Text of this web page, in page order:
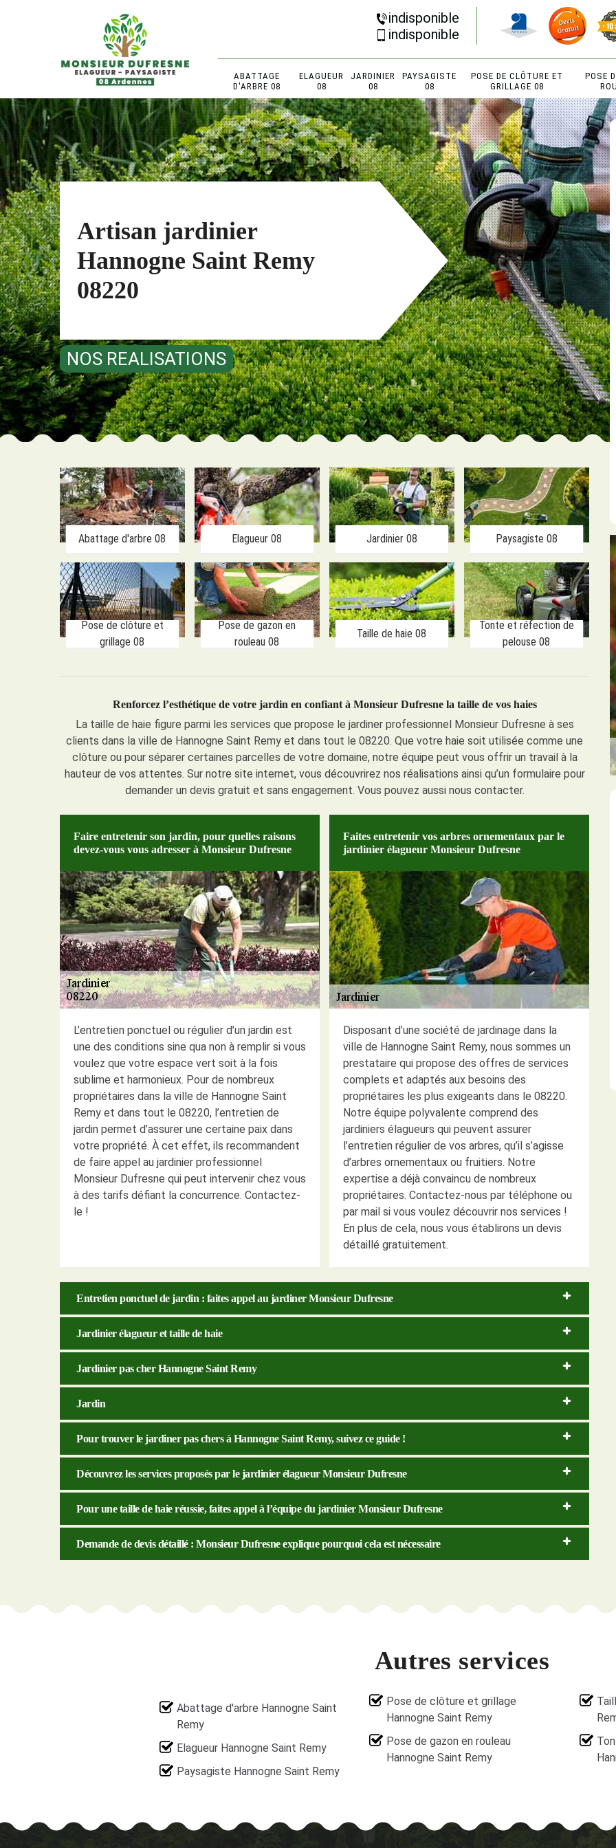
indisponible
indisponible
ABATTAGE
D'ARBRE 08
ELAGUEUR
08
JARDINIER
08
PAYSAGISTE
08
POSE DE CLÔTURE ET
GRILLAGE 08
POSE
Artisan jardinier
Hannogne Saint Remy
08220
NOS REALISATIONS
Abattage d'arbre 08 Elagueur 08 Jardinier 08 Paysagiste 08
Pose de clôture et
grillage 08
Pose de gazon en
rouleau 08
Taille de haie 08
Tonte et réfection de
pelouse 08
Renforcez l’esthétique de votre jardin en confiant à Monsieur Dufresne la taille de vos haies
La taille de haie figure parmi les services que propose le jardiner professionnel Monsieur Dufresne à ses
clients dans la ville de Hannogne Saint Remy et dans tout le 08220. Que votre haie soit utilisée comme une
clôture ou pour séparer certaines parcelles de votre domaine, notre équipe peut vous offrir un travail à la
hauteur de vos attentes. Sur notre site internet, vous découvrirez nos réalisations ainsi qu’un formulaire pour
demander un devis gratuit et sans engagement. Vous pouvez aussi nous contacter.
Faire entretenir son jardin, pour quelles raisons
devez-vous vous adresser à Monsieur Dufresne
L’entretien ponctuel ou régulier d’un jardin est
une des conditions sine qua non à remplir si vous
voulez que votre espace vert soit à la fois
sublime et harmonieux. Pour de nombreux
propriétaires dans la ville de Hannogne Saint
Remy et dans tout le 08220, l’entretien de
jardin permet d’assurer une certaine paix dans
votre propriété. À cet effet, ils recommandent
de faire appel au jardinier professionnel
Monsieur Dufresne qui peut intervenir chez vous
à des tarifs défiant la concurrence. Contactez-
le !
Faites entretenir vos arbres ornementaux par le
jardinier élagueur Monsieur Dufresne
Disposant d’une société de jardinage dans la
ville de Hannogne Saint Remy, nous sommes un
prestataire qui propose des offres de services
complets et adaptés aux besoins des
propriétaires les plus exigeants dans le 08220.
Notre équipe polyvalente comprend des
jardiniers élagueurs qui peuvent assurer
l’entretien régulier de vos arbres, qu’il s’agisse
d’arbres ornementaux ou fruitiers. Notre
expertise a déjà convaincu de nombreux
propriétaires. Contactez-nous par téléphone ou
par mail si vous voulez découvrir nos services !
En plus de cela, nous vous établirons un devis
détaillé gratuitement.
Entretien ponctuel de jardin : faites appel au jardiner Monsieur Dufresne
Jardinier élagueur et taille de haie
Jardinier pas cher Hannogne Saint Remy
Jardin
Pour trouver le jardiner pas chers à Hannogne Saint Remy, suivez ce guide !
Découvrez les services proposés par le jardinier élagueur Monsieur Dufresne
Pour une taille de haie réussie, faites appel à l’équipe du jardinier Monsieur Dufresne
Demande de devis détaillé : Monsieur Dufresne explique pourquoi cela est nécessaire
Autres services
Abattage d'arbre Hannogne Saint
Remy
Elagueur Hannogne Saint Remy
Paysagiste Hannogne Saint Remy
Pose de clôture et grillage
Hannogne Saint Remy
Pose de gazon en rouleau
Hannogne Saint Remy